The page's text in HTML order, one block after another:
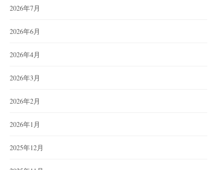
2026年7月
2026年6月
2026年4月
2026年3月
2026年2月
2026年1月
2025年12月